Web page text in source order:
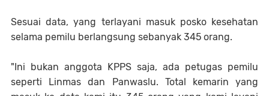
Sesuai data, yang terlayani masuk posko kesehatan
selama pemilu berlangsung sebanyak 345 orang.
"Ini bukan anggota KPPS saja, ada petugas pemilu
seperti Linmas dan Panwaslu. Total kemarin yang